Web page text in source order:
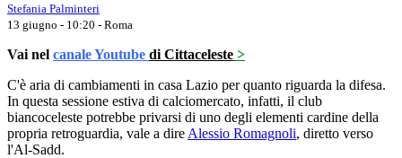
Stefania Palminteri
13 giugno - 10:20 - Roma
Vai nel canale Youtube di Cittaceleste >
C'è aria di cambiamenti in casa Lazio per quanto riguarda la difesa.
In questa sessione estiva di calciomercato, infatti, il club
biancoceleste potrebbe privarsi di uno degli elementi cardine della
propria retroguardia, vale a dire Alessio Romagnoli, diretto verso
l'Al-Sadd.